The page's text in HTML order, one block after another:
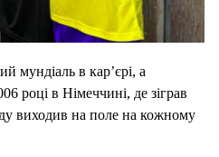
мундіаль в кар’єрі, а
році в Німеччині, де зіграв
виходив на поле на кожному